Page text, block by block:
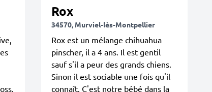
Rox
34570, Murviel-lès-Montpellier
Rox est un mélange chihuahua
pinscher, il a 4 ans. Il est gentil
sauf s'il a peur des grands chiens.
Sinon il est sociable une fois qu'il
connaît. C'est notre bébé dans la